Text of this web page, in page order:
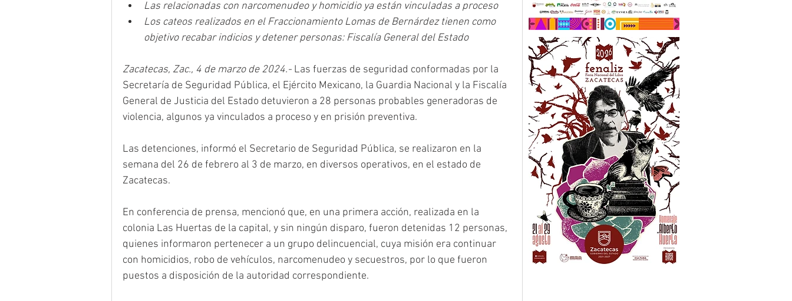
Las relacionadas con narcomenudeo y homicidio ya están vinculadas a proceso
Los cateos realizados en el Fraccionamiento Lomas de Bernárdez tienen como
objetivo recabar indicios y detener personas: Fiscalía General del Estado
Zacatecas, Zac., 4 de marzo de 2024.- Las fuerzas de seguridad conformadas por la
Secretaría de Seguridad Pública, el Ejército Mexicano, la Guardia Nacional y la Fiscalía
General de Justicia del Estado detuvieron a 28 personas probables generadoras de
violencia, algunos ya vinculados a proceso y en prisión preventiva.
Las detenciones, informó el Secretario de Seguridad Pública, se realizaron en la
semana del 26 de febrero al 3 de marzo, en diversos operativos, en el estado de
Zacatecas.
En conferencia de prensa, mencionó que, en una primera acción, realizada en la
colonia Las Huertas de la capital, y sin ningún disparo, fueron detenidas 12 personas,
quienes informaron pertenecer a un grupo delincuencial, cuya misión era continuar
con homicidios, robo de vehículos, narcomenudeo y secuestros, por lo que fueron
puestos a disposición de la autoridad correspondiente.